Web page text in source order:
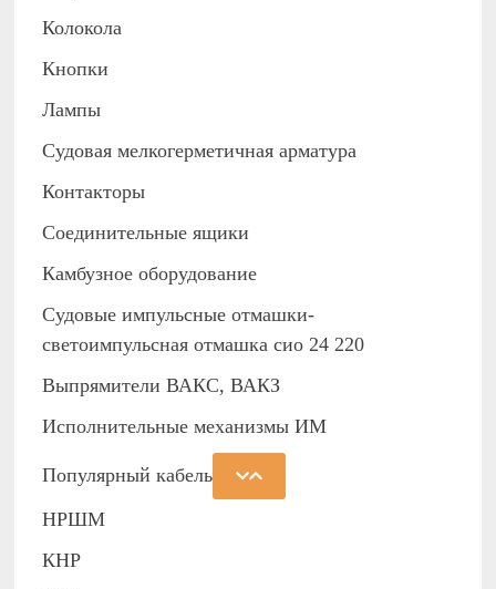
Колокола
Кнопки
Лампы
Судовая мелкогерметичная арматура
Контакторы
Соединительные ящики
Камбузное оборудование
Судовые импульсные отмашки-
светоимпульсная отмашка сио 24 220
Выпрямители ВАКС, ВАКЗ
Исполнительные механизмы ИМ
Популярный кабель
НРШМ
КНР